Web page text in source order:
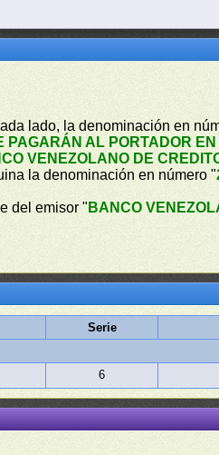
lado, la denominación en
PAGARÁN AL PORTADOR
VENEZOLANO DE
la denominación en número "
del emisor " BANCO
Serie
6